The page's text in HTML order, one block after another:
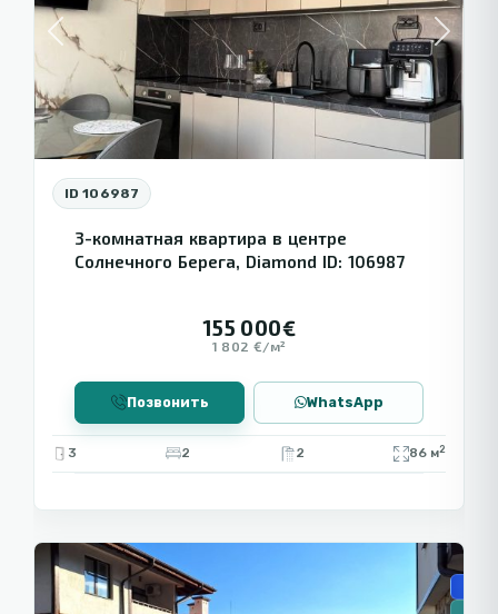
Previous Next
ID 106987
3-комнатная квартира в центре
Солнечного Берега, Diamond ID: 106987
155 000€
1 802 €/м²
Позвонить WhatsApp
3 2 2 86 м2